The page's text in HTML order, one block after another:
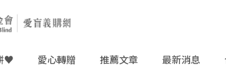
♥ 愛心轉贈 推薦文章 最新消息